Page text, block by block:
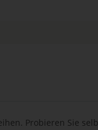
Probieren Sie